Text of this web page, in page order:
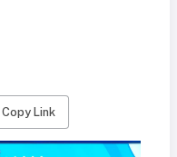
Copy Link